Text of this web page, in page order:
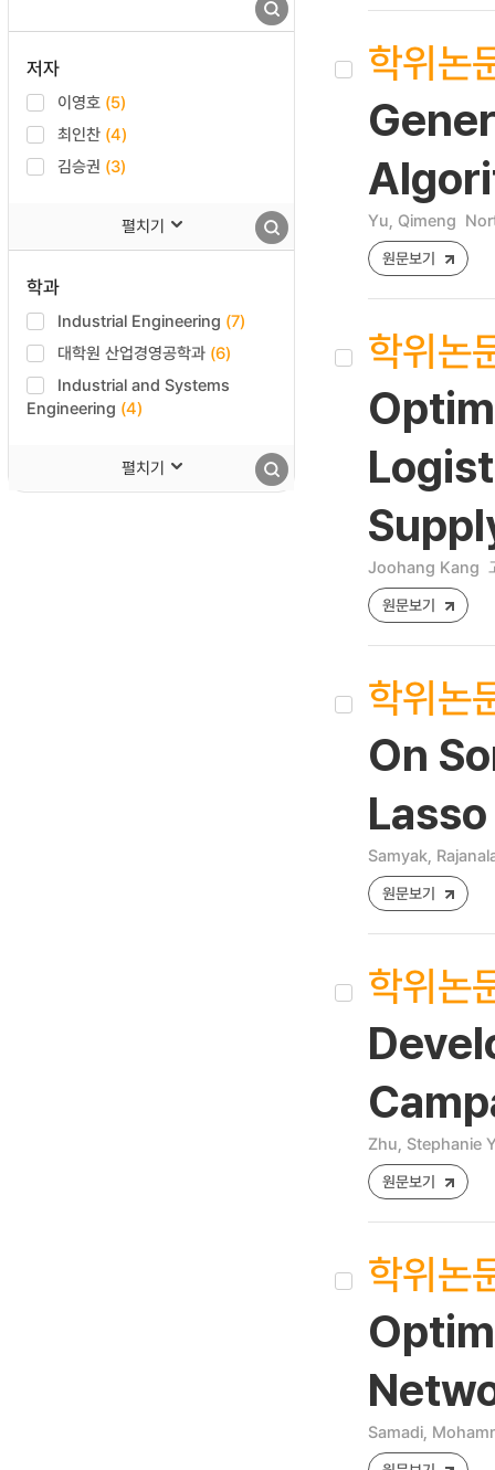
저자
이영호 (5)
최인찬 (4)
김승권 (3)
펼치기
학과
Industrial Engineering (7)
대학원 산업경영공학과 (6)
Industrial and Systems
Engineering (4)
펼치기
학위논
Yu, Qimeng
원문보기
학위논
Joohang Kang
원문보기
학위논
On
Samyak,
원문보기
학위논
Zhu, Stephanie
원문보기
학위논
Samadi,